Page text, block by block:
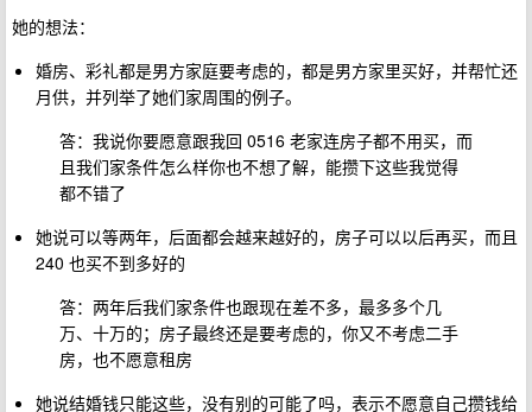
她的想法：
婚房、彩礼都是男方家庭要考虑的，都是男方家里买好，并帮忙还
月供，并列举了她们家周围的例子。
答：我说你要愿意跟我回 0516 老家连房子都不用买，而
且我们家条件怎么样你也不想了解，能攒下这些我觉得
都不错了
她说可以等两年，后面都会越来越好的，房子可以以后再买，而且
240 也买不到多好的
答：两年后我们家条件也跟现在差不多，最多多个几
万、十万的；房子最终还是要考虑的，你又不考虑二手
房，也不愿意租房
她说结婚钱只能这些，没有别的可能了吗，表示不愿意自己攒钱给